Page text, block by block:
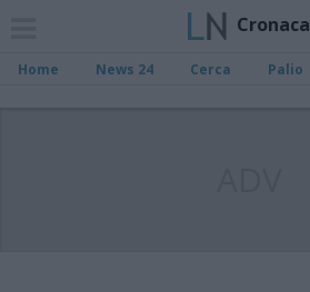
Cronaca
Home News 24 Cerca Palio